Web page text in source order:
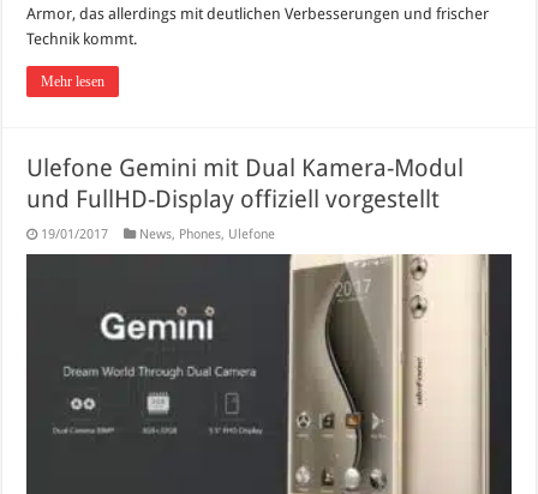
Armor, das allerdings mit deutlichen Verbesserungen und frischer
Technik kommt.
Mehr lesen
Ulefone Gemini mit Dual Kamera-Modul
und FullHD-Display offiziell vorgestellt
19/01/2017 News, Phones, Ulefone